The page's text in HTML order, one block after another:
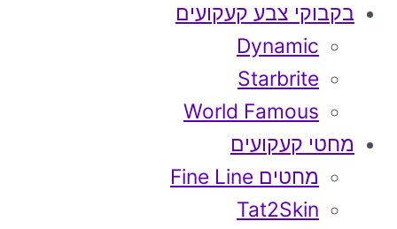
בקבוקי צבע קעקועים
Dynamic
Starbrite
World Famous
מחטי קעקועים
מחטים Fine Line
Tat2Skin